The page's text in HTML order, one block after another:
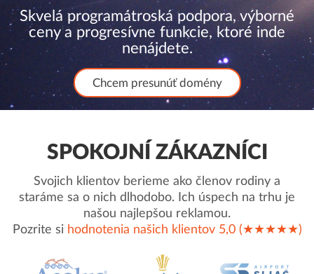
Skvelá programátroská podpora, výborné
ceny a progresívne funkcie, ktoré inde
nenájdete.
Chcem presunúť domény
SPOKOJNÍ ZÁKAZNÍCI
Svojich klientov berieme ako členov rodiny a
staráme sa o nich dlhodobo. Ich úspech na trhu je
našou najlepšou reklamou.
Pozrite si hodnotenia našich klientov 5,0 (★★★★★)